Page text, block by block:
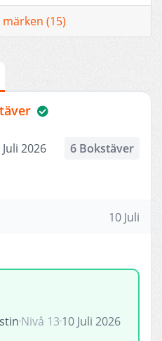
(15)
Juli 2026 6 Bokstäver
10 Juli
Nivå 13 10 Juli 2026